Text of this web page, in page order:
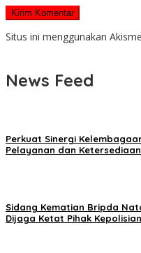
Situs ini menggunakan
News Feed
Perkuat Sinergi
Pelayanan dan
Sidang Kematian Bripda
Dijaga Ketat Pihak Kepolisian